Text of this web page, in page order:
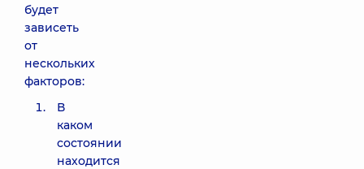
будет
зависеть
от
нескольких
факторов:
В
каком
состоянии
находится